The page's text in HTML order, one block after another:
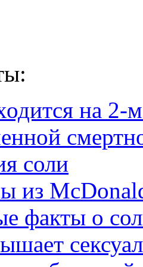
на
соли
из
факты о